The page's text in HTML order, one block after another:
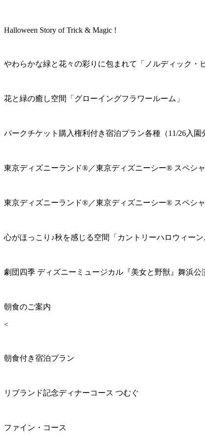
Halloween Story of Trick & Magic !
やわらかな緑と花々の彩りに包まれて「ノルディック・
花と緑の癒し空間「グローイングフラワールーム」
パークチケット購入権利付き宿泊プラン各種（11/26入園
東京ディズニーランド®／東京ディズニーシー® スペシ
東京ディズニーランド®／東京ディズニーシー® スペシ
心がほっこり♪秋を感じる空間「カントリーハロウィーン
劇団四季 ディズニーミュージカル『美女と野獣』舞浜公
朝食のご案内
<
朝食付き宿泊プラン
リブランド記念ディナーコース つむぐ
ファイン・コース